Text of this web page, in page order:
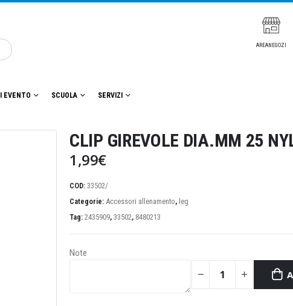
AREANEGOZI
EVENTO SCUOLA SERVIZI
CLIP GIREVOLE DIA.MM 25
1,99€
COD: 33502/
Categorie: Accessori allenamento, leg
Tag: 2435909, 33502, 8480213
Note